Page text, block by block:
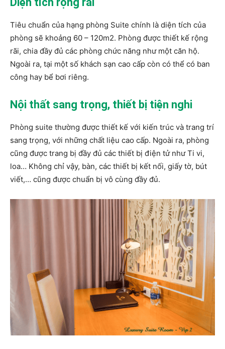
Tiêu chuẩn của hạng phòng Suite chính là diện tích của
phòng sẽ khoảng 60 – 120m2. Phòng được thiết kế rộng
rãi, chia đầy đủ các phòng chức năng như một căn hộ.
Ngoài ra, tại một số khách sạn cao cấp còn có thể có ban
công hay bể bơi riêng.
Nội thất sang trọng, thiết bị tiện nghi
Phòng suite thường được thiết kế với kiến trúc và trang trí
sang trọng, với những chất liệu cao cấp. Ngoài ra, phòng
cũng được trang bị đầy đủ các thiết bị điện tử như Ti vi,
loa… Không chỉ vậy, bàn, các thiết bị kết nối, giấy tờ, bút
viết,… cũng được chuẩn bị vô cùng đầy đủ.